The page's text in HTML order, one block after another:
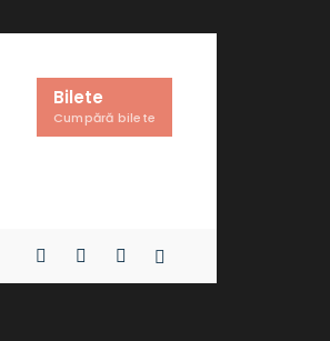
Bilete
Cumpără bilete